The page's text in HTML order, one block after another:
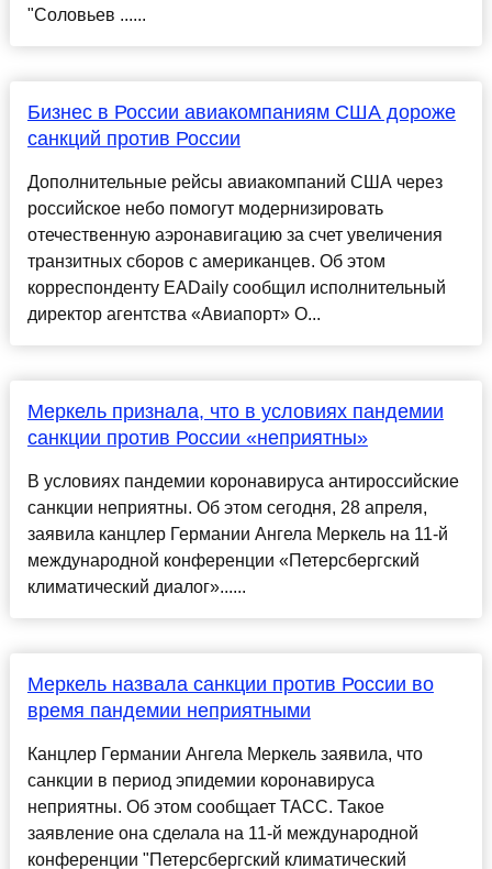
"Соловьев ......
Бизнес в России авиакомпаниям США дороже
санкций против России
Дополнительные рейсы авиакомпаний США через
российское небо помогут модернизировать
отечественную аэронавигацию за счет увеличения
транзитных сборов с американцев. Об этом
корреспонденту EADaily сообщил исполнительный
директор агентства «Авиапорт» О...
Меркель признала, что в условиях пандемии
санкции против России «неприятны»
В условиях пандемии коронавируса антироссийские
санкции неприятны. Об этом сегодня, 28 апреля,
заявила канцлер Германии Ангела Меркель на 11-й
международной конференции «Петерсбергский
климатический диалог»......
Меркель назвала санкции против России во
время пандемии неприятными
Канцлер Германии Ангела Меркель заявила, что
санкции в период эпидемии коронавируса
неприятны. Об этом сообщает ТАСС. Такое
заявление она сделала на 11-й международной
конференции "Петерсбергский климатический